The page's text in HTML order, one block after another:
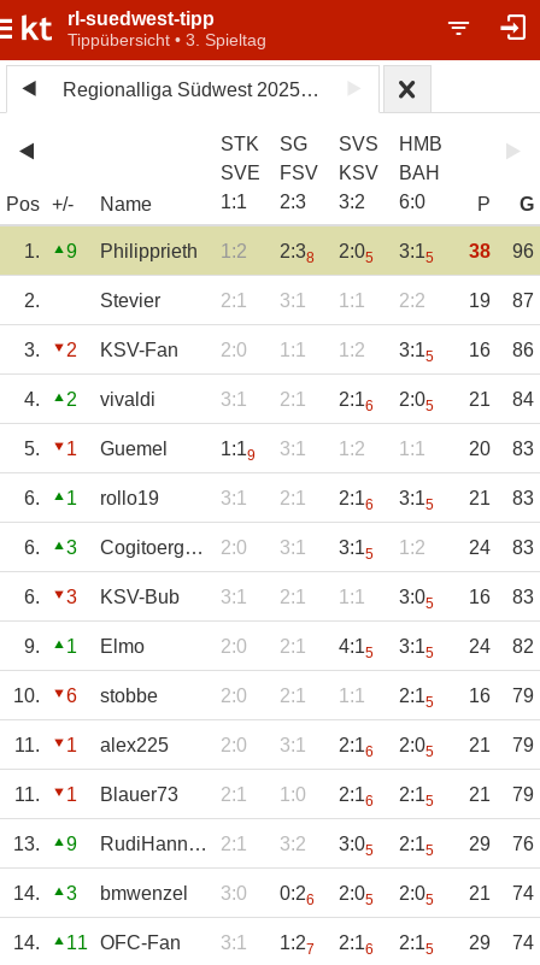
rl-suedwest-tipp
Tippübersicht • 3. Spieltag
Regionalliga Südwest 2025/26
Pos +/- Name
STK
SVE
1:1
SG
FSV
2:3
SVS
KSV
3:2
HMB
BAH
6:0 P G
1. 9 Philipprieth 1:2 2:38 2:05 3:15 38 96
2. Stevier 2:1 3:1 1:1 2:2 19 87
3. 2 KSV-Fan 2:0 1:1 1:2 3:15 16 86
4. 2 vivaldi 3:1 2:1 2:16 2:05 21 84
5. 1 Guemel 1:19 3:1 1:2 1:1 20 83
6. 1 rollo19 3:1 2:1 2:16 3:15 21 83
6. 3 Cogitoergosum 2:0 3:1 3:15 1:2 24 83
6. 3 KSV-Bub 3:1 2:1 1:1 3:05 16 83
9. 1 Elmo 2:0 2:1 4:15 3:15 24 82
10. 6 stobbe 2:0 2:1 1:1 2:15 16 79
11. 1 alex225 2:0 3:1 2:16 2:05 21 79
11. 1 Blauer73 2:1 1:0 2:16 2:15 21 79
13. 9 RudiHannakampf 2:1 3:2 3:05 2:15 29 76
14. 3 bmwenzel 3:0 0:26 2:05 2:05 21 74
14. 11 OFC-Fan 3:1 1:27 2:16 2:15 29 74